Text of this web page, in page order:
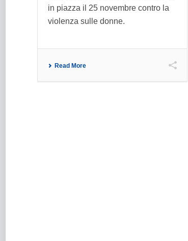
in piazza il 25 novembre contro la
violenza sulle donne.
Read More